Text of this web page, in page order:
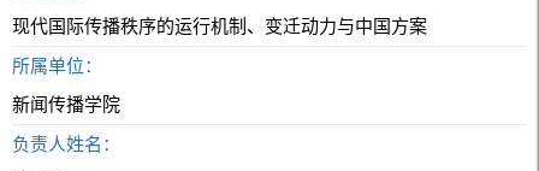
现代国际传播秩序的运行机制、变迁动力与中国方案
所属单位：
新闻传播学院
负责人姓名：